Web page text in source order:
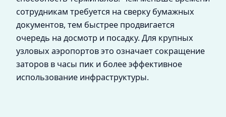
сотрудникам требуется на сверку бумажных
документов, тем быстрее продвигается
очередь на досмотр и посадку. Для крупных
узловых аэропортов это означает сокращение
заторов в часы пик и более эффективное
использование инфраструктуры.